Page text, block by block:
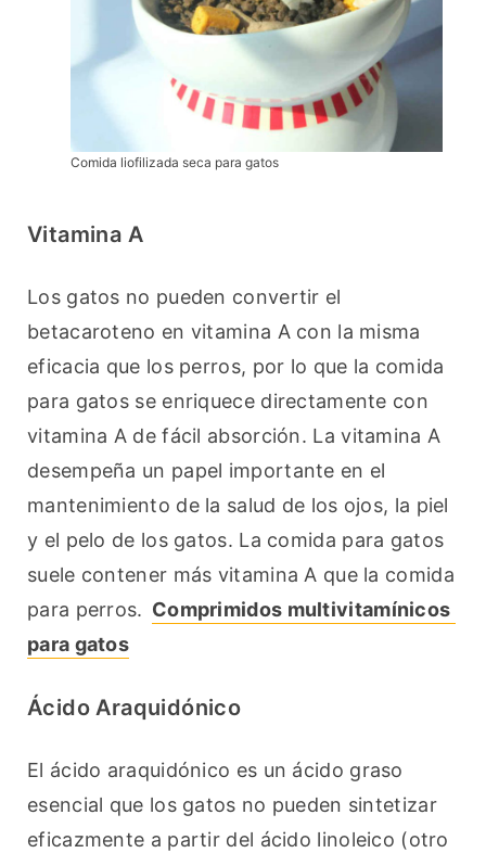
Comida liofilizada seca para gatos
Vitamina A
Los gatos no pueden convertir el
betacaroteno en vitamina A con la misma
eficacia que los perros, por lo que la comida
para gatos se enriquece directamente con
vitamina A de fácil absorción. La vitamina A
desempeña un papel importante en el
mantenimiento de la salud de los ojos, la piel
y el pelo de los gatos. La comida para gatos
suele contener más vitamina A que la comida
para perros. Comprimidos multivitamínicos
para gatos
Ácido Araquidónico
El ácido araquidónico es un ácido graso
esencial que los gatos no pueden sintetizar
eficazmente a partir del ácido linoleico (otro